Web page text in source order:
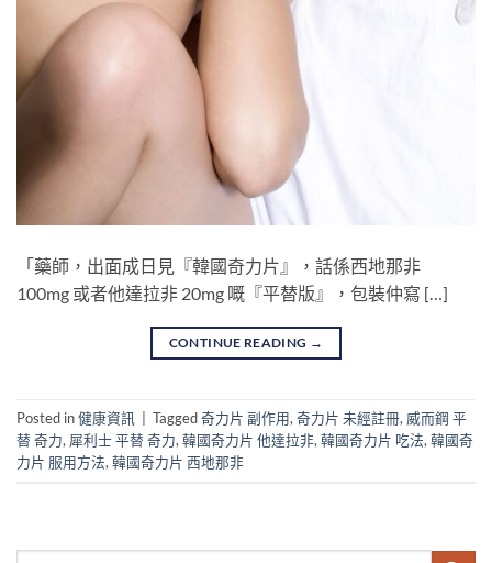
「藥師，出面成日見『韓國奇力片』，話係西地那非
100mg​ 或者他達拉非 20mg​ 嘅『平替版』，包裝仲寫 […]
CONTINUE READING →
Posted in健康資訊 Tagged奇力片 副作用,奇力片 未經註冊, 威而鋼 平
替 奇力, 犀利士 平替 奇力,韓國奇力片 他達拉非,韓國奇力片 吃法,韓國奇
力片 服用方法,韓國奇力片 西地那非